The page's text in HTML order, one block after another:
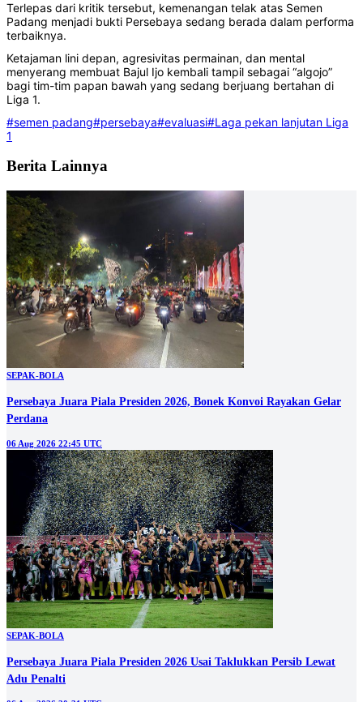
Terlepas dari kritik tersebut, kemenangan telak atas Semen
Padang menjadi bukti Persebaya sedang berada dalam performa
terbaiknya.
Ketajaman lini depan, agresivitas permainan, dan mental
menyerang membuat Bajul Ijo kembali tampil sebagai “algojo”
bagi tim-tim papan bawah yang sedang berjuang bertahan di
Liga 1.
#semen padang#persebaya#evaluasi#Laga pekan lanjutan Liga
1
Berita Lainnya
SEPAK-BOLA
Persebaya Juara Piala Presiden 2026, Bonek Konvoi Rayakan Gelar
Perdana
06 Aug 2026 22:45 UTC
SEPAK-BOLA
Persebaya Juara Piala Presiden 2026 Usai Taklukkan Persib Lewat
Adu Penalti